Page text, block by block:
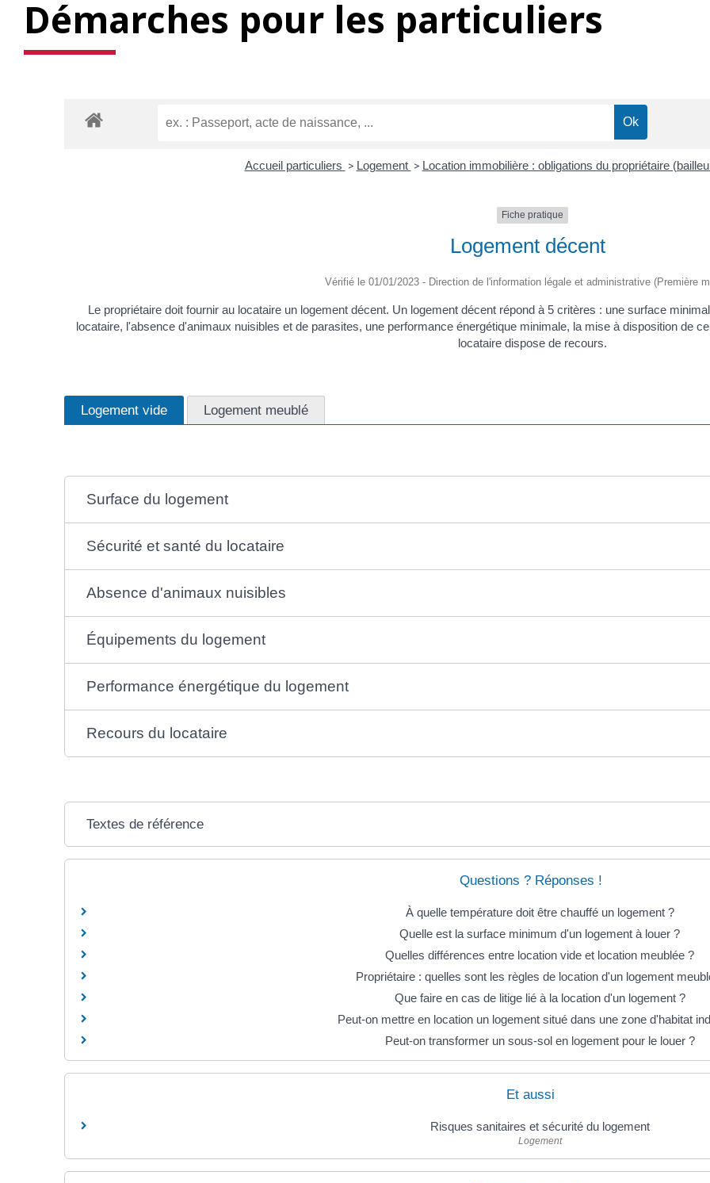
Démarches pour les particuliers
Accueil particuliers > Logement > Location immobilière : obligations du propriétaire
Fiche pratique
Logement décent
Vérifié le 01/01/2023 - Direction de l'information légale et administrative (Première
Le propriétaire doit fournir au locataire un logement décent. Un logement décent répond à 5 critères : une surface
locataire, l'absence d'animaux nuisibles et de parasites, une performance énergétique minimale, la mise à disposition de
locataire dispose de recours.
Logement vide Logement meublé
Surface du logement
Sécurité et santé du locataire
Absence d'animaux nuisibles
Équipements du logement
Performance énergétique du logement
Recours du locataire
Textes de référence
Questions ? Réponses !
À quelle température doit être chauffé un logement ?
Quelle est la surface minimum d'un logement à louer ?
Quelles différences entre location vide et location meublée ?
Propriétaire : quelles sont les règles de location d'un logement
Que faire en cas de litige lié à la location d'un logement ?
Peut-on mettre en location un logement situé dans une zone d'habitat
Peut-on transformer un sous-sol en logement pour le louer ?
Et aussi
Risques sanitaires et sécurité du logement
Logement